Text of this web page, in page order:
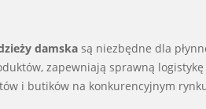
damska są niezbędne dla
zapewniają sprawną
i butików na konkurencyjnym